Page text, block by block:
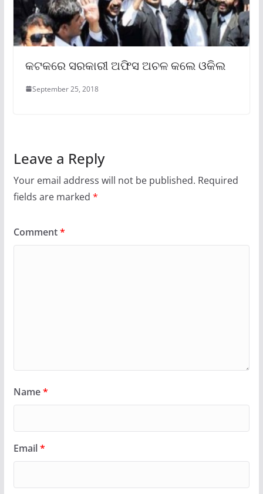
କଟକରେ ସରକାରୀ ଅଫିସ ଅଚଳ କଲେ ଓକିଲ
September 25, 2018
Leave a Reply
Your email address will not be published. Required
fields are marked *
Comment*
Name*
Email*